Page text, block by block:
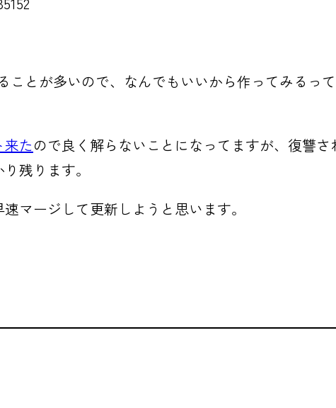
とが多いので、なんでもいいから作ってみるっ
たので良く解らないことになってますが、復讐
残ります。
マージして更新しようと思います。